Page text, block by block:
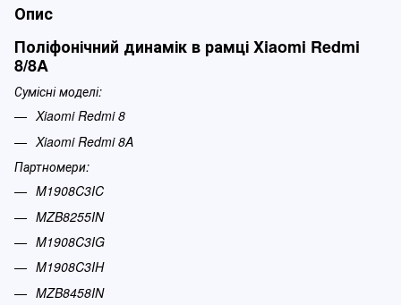
Опис
Поліфонічний динамік в рамці Xiaomi Redmi
8/8A
Сумісні моделі:
Xiaomi Redmi 8
Xiaomi Redmi 8A
Партномери:
M1908C3IC
MZB8255IN
M1908C3IG
M1908C3IH
MZB8458IN